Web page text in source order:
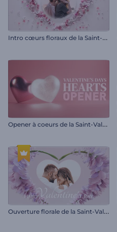
I
ntro cœurs floraux de la Saint-Valentin
O
pener à coeurs de la Saint-Valentin
O
uverture florale de la Saint-Valentin